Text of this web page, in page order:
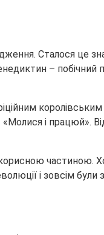
Сталося це
– побічний
«Молися і працюй».
частиною.
і зовсім були